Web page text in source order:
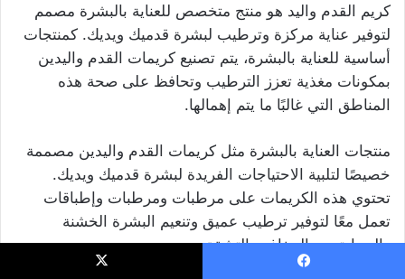
كريم القدم واليد هو منتج متخصص للعناية بالبشرة مصمم
لتوفير عناية مركزة وترطيب لبشرة قدميك ويديك. كمنتجات
أساسية للعناية بالبشرة، يتم تصنيع كريمات القدم واليدين
بمكونات مغذية تعزز الترطيب وتحافظ على صحة هذه
المناطق التي غالبًا ما يتم إهمالها.
منتجات العناية بالبشرة مثل كريمات القدم واليدين مصممة
خصيصًا لتلبية الاحتياجات الفريدة لبشرة قدميك ويديك.
تحتوي هذه الكريمات على مرطبات ومرطبات وإطباقات
تعمل معًا لتوفير ترطيب عميق وتنعيم البشرة الخشنة
والحماية من الجفاف والتشقق.